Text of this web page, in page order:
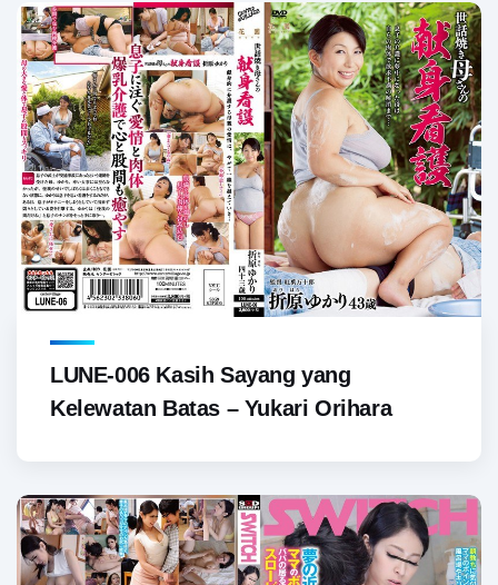
LUNE-006 Kasih Sayang yang
Kelewatan Batas – Yukari Orihara